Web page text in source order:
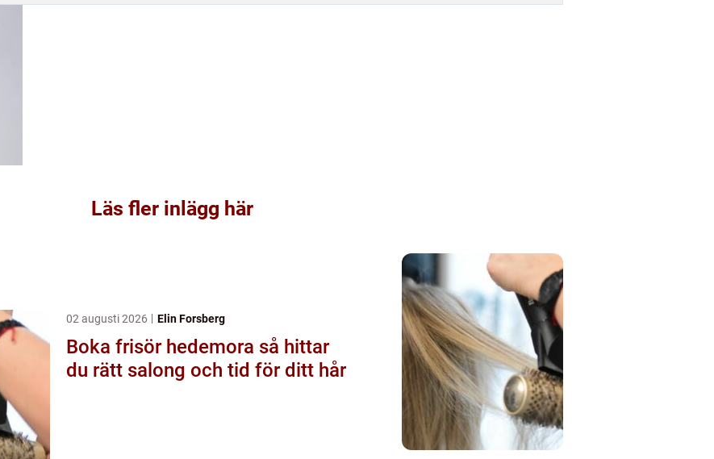
Läs fler inlägg här
02 augusti 2026 Elin Forsberg
Boka frisör hedemora så hittar
du rätt salong och tid för ditt hår